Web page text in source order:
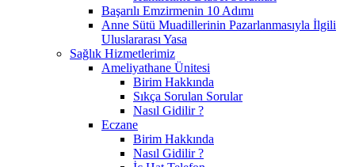
Başarılı Emzirmenin 10 Adımı
Anne Sütü Muadillerinin Pazarlanmasıyla İlgili
Uluslararası Yasa
Sağlık Hizmetlerimiz
Ameliyathane Ünitesi
Birim Hakkında
Sıkça Sorulan Sorular
Nasıl Gidilir ?
Eczane
Birim Hakkında
Nasıl Gidilir ?